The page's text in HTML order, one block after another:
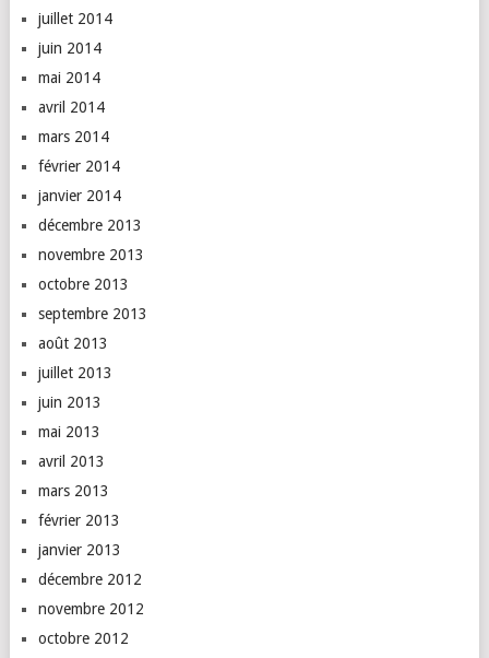
juillet 2014
juin 2014
mai 2014
avril 2014
mars 2014
février 2014
janvier 2014
décembre 2013
novembre 2013
octobre 2013
septembre 2013
août 2013
juillet 2013
juin 2013
mai 2013
avril 2013
mars 2013
février 2013
janvier 2013
décembre 2012
novembre 2012
octobre 2012